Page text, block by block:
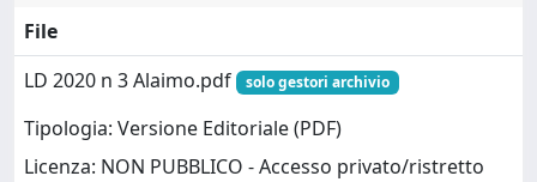
File
LD 2020 n 3 Alaimo.pdf
solo gestori archivio
Tipologia: Versione Editoriale (PDF)
Licenza: NON PUBBLICO - Accesso privato/ristretto